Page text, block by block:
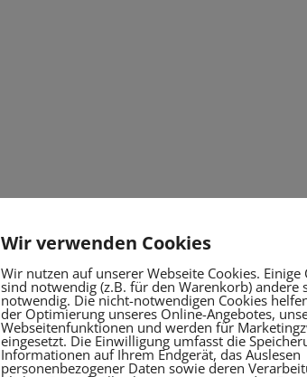
Wir verwenden Cookies
Wir nutzen auf unserer Webseite Cookies. Einige
sind notwendig (z.B. für den Warenkorb) andere
notwendig. Die nicht-notwendigen Cookies
der Optimierung unseres Online-Angebotes,
Webseitenfunktionen und werden für
eingesetzt. Die Einwilligung umfasst die
Informationen auf Ihrem Endgerät, das Auslesen
personenbezogener Daten sowie deren